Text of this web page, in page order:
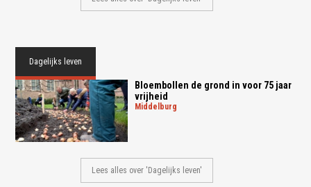
Dagelijks leven
Bloembollen de grond in voor 75 jaar
vrijheid
middelburg
Lees alles over 'Dagelijks leven'